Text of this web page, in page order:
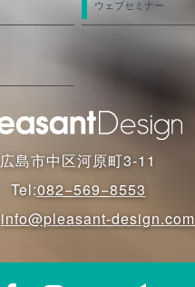
広島市中区河原町3-11
Tel:082−569−8553
info@pleasant-design.com